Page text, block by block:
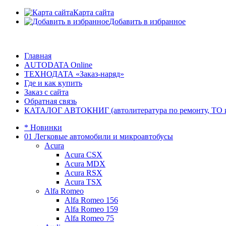
Карта сайта
Добавить в избранное
Главная
AUTODATA Online
ТЕХНОДАТА «Заказ-наряд»
Где и как купить
Заказ с сайта
Обратная связь
КАТАЛОГ АВТОКНИГ (автолитература по ремонту, ТО и
* Новинки
01 Легковые автомобили и микроавтобусы
Acura
Acura CSX
Acura MDX
Acura RSX
Acura TSX
Alfa Romeo
Alfa Romeo 156
Alfa Romeo 159
Alfa Romeo 75